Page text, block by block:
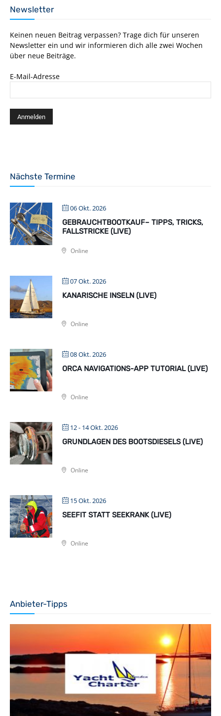
Newsletter
Keinen neuen Beitrag verpassen? Trage dich für unseren
Newsletter ein und wir informieren dich alle zwei Wochen
über neue Beiträge.
E-Mail-Adresse
Nächste Termine
06 Okt. 2026
GEBRAUCHTBOOTKAUF– TIPPS, TRICKS,
FALLSTRICKE (LIVE)
Online
07 Okt. 2026
KANARISCHE INSELN (LIVE)
Online
08 Okt. 2026
ORCA NAVIGATIONS-APP TUTORIAL (LIVE)
Online
12 - 14 Okt. 2026
GRUNDLAGEN DES BOOTSDIESELS (LIVE)
Online
15 Okt. 2026
SEEFIT STATT SEEKRANK (LIVE)
Online
Anbieter-Tipps